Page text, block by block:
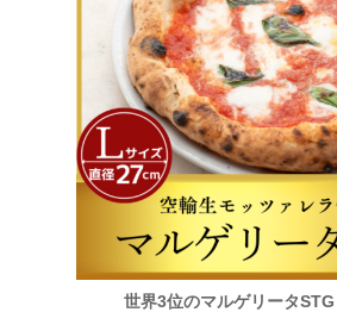
世界3位のマルゲリータSTG